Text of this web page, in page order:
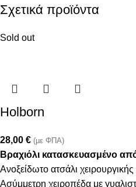
Σχετικά προϊόντα
Sold out
Holborn
28,00 € (με ΦΠΑ)
Βραχιόλι κατασκευασμένο
Ανοξείδωτο ατσάλι χειρουργικής
Ασύμμετρη χειροπέδα με